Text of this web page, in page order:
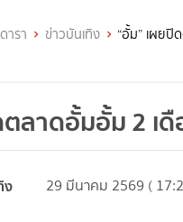
ารา ข่าวบันเทิง “อั้ม” เผยปิ
ลาดอั้มอั้ม 2 เ
ง 29 มีนาคม 2569 (